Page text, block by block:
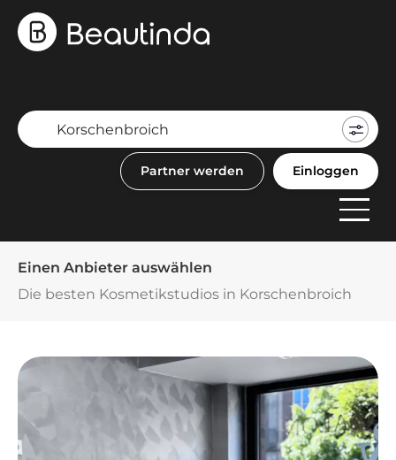
Partner werden Einloggen
Einen Anbieter auswählen
Die besten Kosmetikstudios in Korschenbroich